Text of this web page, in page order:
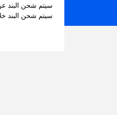
سيتم شحن البند
سيتم شحن البند خلال 3 أيام عمل بعد وضع